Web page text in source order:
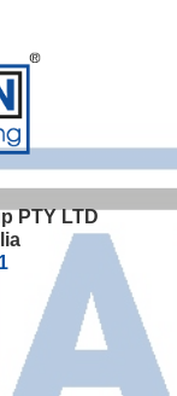
PTY LTD